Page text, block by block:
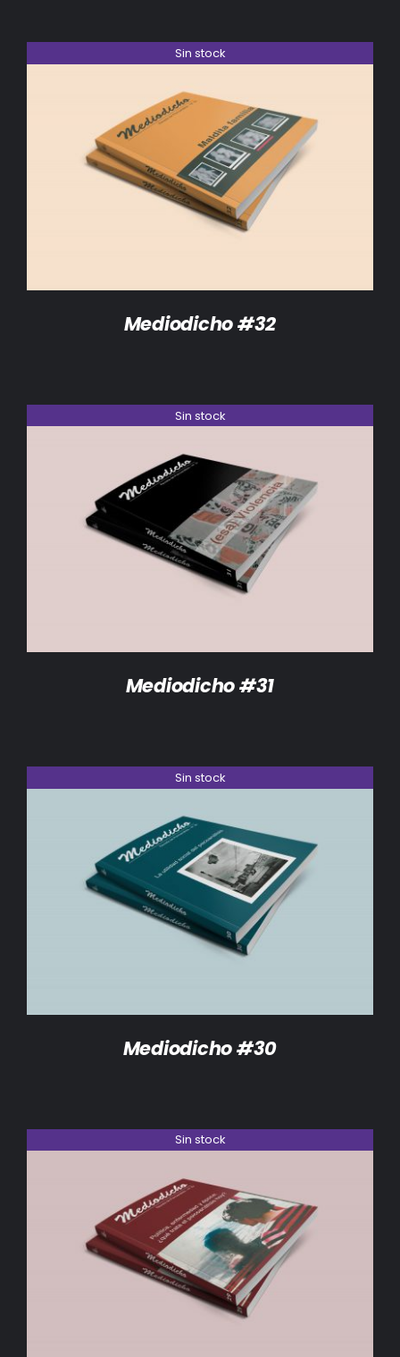
Sin stock
DETALLES
Mediodicho #32
Sin stock
DETALLES
Mediodicho #31
Sin stock
DETALLES
Mediodicho #30
Sin stock
DETALLES